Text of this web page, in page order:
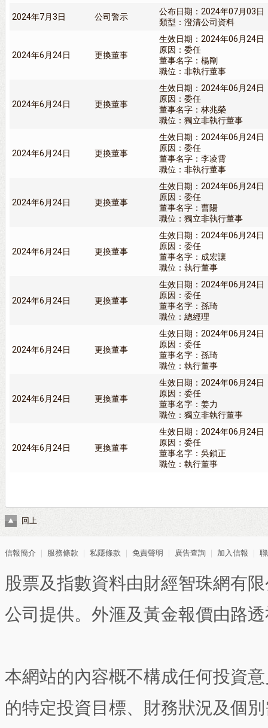
2024年7月3日 公司警示
公布日期：2024年07月03日
類型：澄清公司資料
2024年6月24日 更換董事
生效日期：2024年06月24日
原因：委任
董事名字：楊剛
職位：非執行董事
2024年6月24日 更換董事
生效日期：2024年06月24日
原因：委任
董事名字：林兆榮
職位：獨立非執行董事
2024年6月24日 更換董事
生效日期：2024年06月24日
原因：委任
董事名字：李凌霄
職位：非執行董事
2024年6月24日 更換董事
生效日期：2024年06月24日
原因：委任
董事名字：曹陽
職位：獨立非執行董事
2024年6月24日 更換董事
生效日期：2024年06月24日
原因：委任
董事名字：成宏讓
職位：執行董事
2024年6月24日 更換董事
生效日期：2024年06月24日
原因：委任
董事名字：孫琦
職位：總經理
2024年6月24日 更換董事
生效日期：2024年06月24日
原因：委任
董事名字：孫琦
職位：執行董事
2024年6月24日 更換董事
生效日期：2024年06月24日
原因：委任
董事名字：姜力
職位：獨立非執行董事
2024年6月24日 更換董事
生效日期：2024年06月24日
原因：委任
董事名字：吳鎖正
職位：執行董事
回上
信報簡介 服務條款 私隱條款 免責聲明 廣告查詢 加入信報
股票及指數資料由財經智珠網有
公司提供。外滙及黃金報價由路
本網站的內容概不構成任何投資
的特定投資目標、財務狀況及個